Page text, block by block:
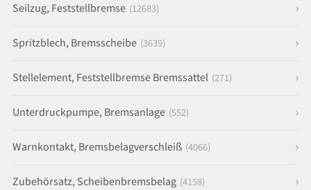
Seilzug, Feststellbremse (12683)
Spritzblech, Bremsscheibe (3639)
Stellelement, Feststellbremse Bremssattel (271)
Unterdruckpumpe, Bremsanlage (552)
Warnkontakt, Bremsbelagverschleiß (4066)
Zubehörsatz, Scheibenbremsbelag (4158)